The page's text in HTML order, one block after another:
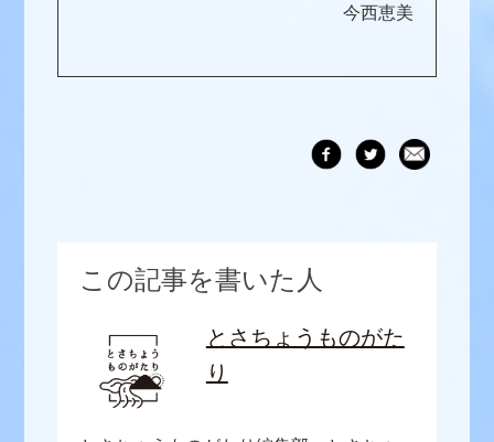
今西恵美
この記事を書いた人
とさちょうものがた
り